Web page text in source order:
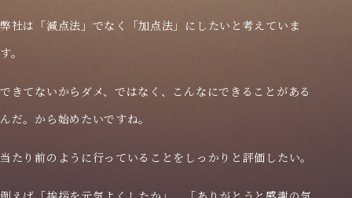
トップページ
弊社は「減点法」でなく「加点法」にしたいと考えていま
す。
できてないからダメ、ではなく、こんなにできることがある
んだ。から始めたいですね。
当たり前のように行っていることをしっかりと評価したい。